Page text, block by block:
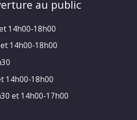
au public
14h00-18h00
14h00-18h00
14h00-18h00
et 14h00-17h00